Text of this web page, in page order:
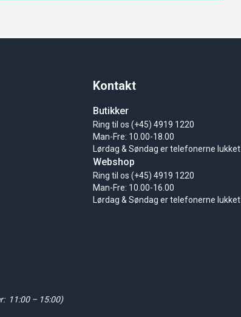
11:00 – 15:00)
Kontakt
Butikker
Ring til os (+45) 4919 1220
Man-Fre: 10.00-18.00
Lørdag & Søndag er telefonerne lukket
Webshop
Ring til os (+45) 4919 1220
Man-Fre: 10.00-16.00
Lørdag & Søndag er telefonerne lukket